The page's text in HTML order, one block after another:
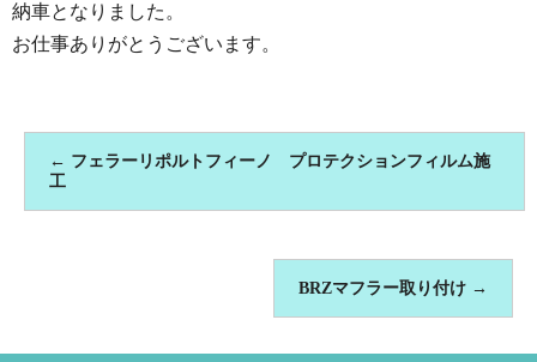
納車となりました。
お仕事ありがとうございます。
← フェラーリポルトフィーノ プロテクションフィルム施
工
BRZマフラー取り付け →